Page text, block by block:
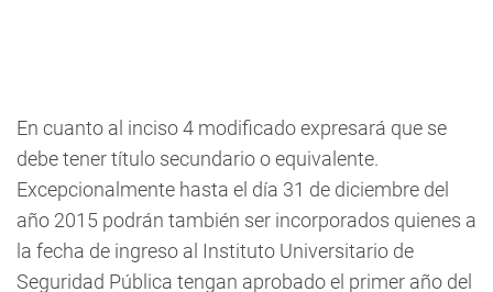
En cuanto al inciso 4 modificado expresará que se
debe tener título secundario o equivalente.
Excepcionalmente hasta el día 31 de diciembre del
año 2015 podrán también ser incorporados quienes a
la fecha de ingreso al Instituto Universitario de
Seguridad Pública tengan aprobado el primer año del